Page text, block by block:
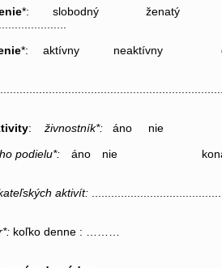
*: slobodný ženatý
*: aktívny neaktívny
:živnostník*: áno nie
podielu*: áno nie konateľ
aktivít:
koľko denne : ………